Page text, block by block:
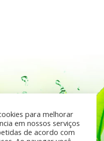
para melhorar
em nossos serviços
de acordo com